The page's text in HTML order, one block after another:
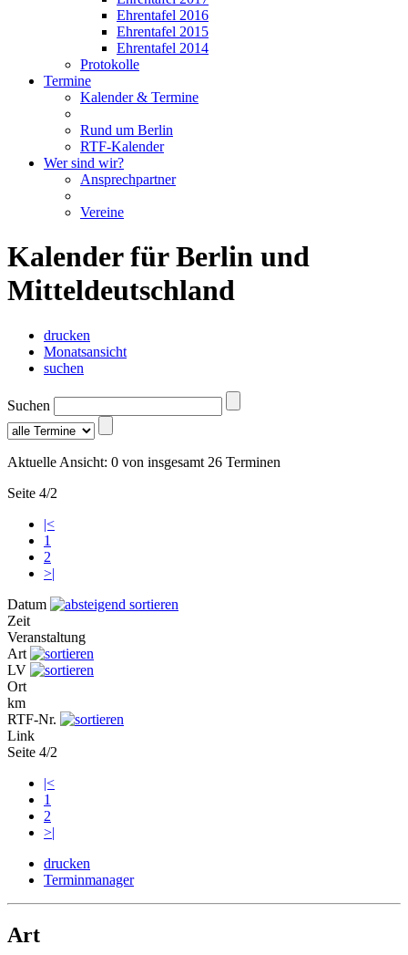
Ehrentafel 2016
Ehrentafel 2015
Ehrentafel 2014
Protokolle
Termine
Kalender & Termine
Rund um Berlin
RTF-Kalender
Wer sind wir?
Ansprechpartner
Vereine
Kalender für Berlin und
Mitteldeutschland
drucken
Monatsansicht
suchen
Suchen
Aktuelle Ansicht: 0 von insgesamt 26 Terminen
Seite 4/2
|<
1
2
>|
Datum
Zeit
Veranstaltung
Art
LV
Ort
km
RTF-Nr.
Link
Seite 4/2
|<
1
2
>|
drucken
Terminmanager
Art